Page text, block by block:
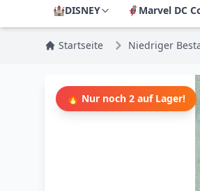
🏰DISNEY 🦸 Marvel DC
Startseite Niedriger
🔥 Nur noch 2 auf Lager!